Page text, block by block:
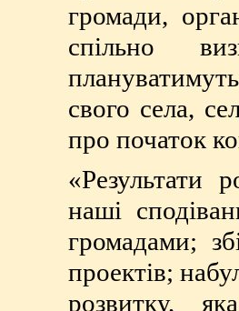
громади,
спільно
свого села,
про початок
«Результати
наші
громадами;
проектів;
розвитку,